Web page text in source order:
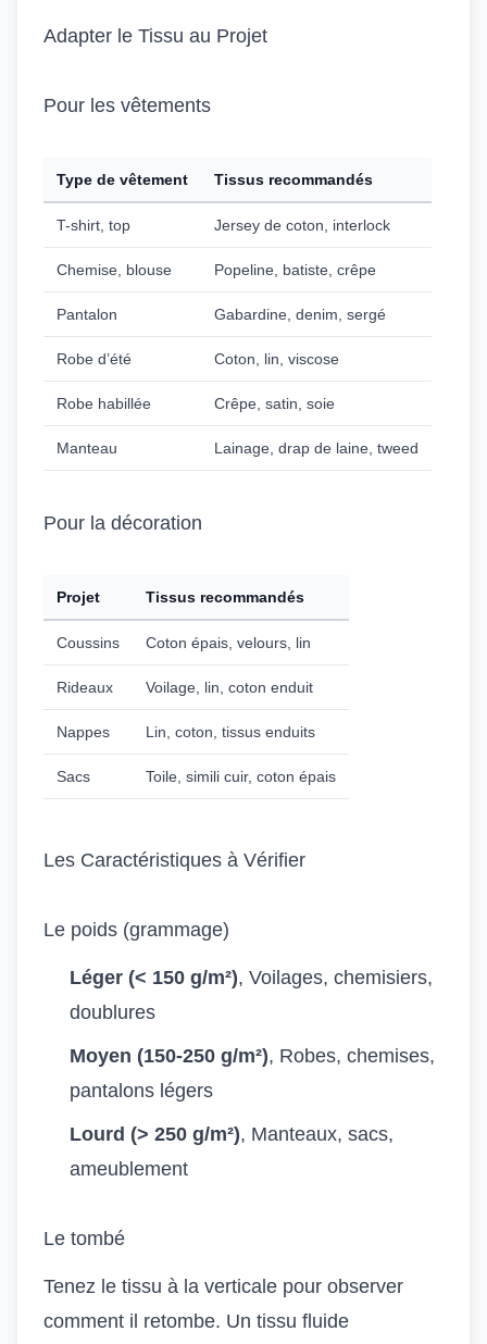
Adapter le Tissu au Projet
Pour les vêtements
Type de vêtement Tissus recommandés
T-shirt, top Jersey de coton, interlock
Chemise, blouse Popeline, batiste, crêpe
Pantalon Gabardine, denim, sergé
Robe d’été Coton, lin, viscose
Robe habillée Crêpe, satin, soie
Manteau Lainage, drap de laine, tweed
Pour la décoration
Projet Tissus recommandés
Coussins Coton épais, velours, lin
Rideaux Voilage, lin, coton enduit
Nappes Lin, coton, tissus enduits
Sacs Toile, simili cuir, coton épais
Les Caractéristiques à Vérifier
Le poids (grammage)
Léger (< 150 g/m²), Voilages, chemisiers,
doublures
Moyen (150-250 g/m²), Robes, chemises,
pantalons légers
Lourd (> 250 g/m²), Manteaux, sacs,
ameublement
Le tombé
Tenez le tissu à la verticale pour observer
comment il retombe. Un tissu fluide